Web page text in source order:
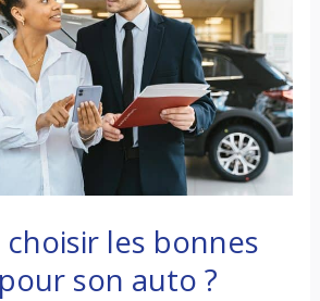
les bonnes
son auto ?